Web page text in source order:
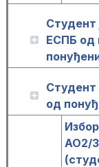
Студент
ЕСПБ од
Студент
од
АО2/3